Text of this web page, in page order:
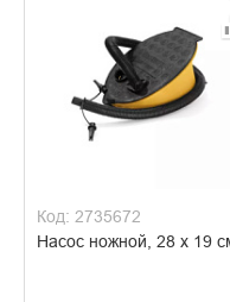
Код: 2735672
Насос ножной, 28 х 19